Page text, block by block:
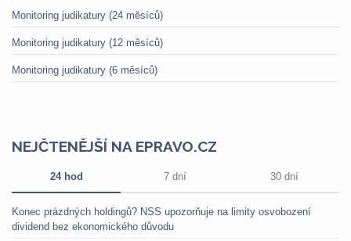
Monitoring judikatury (24 měsíců)
Monitoring judikatury (12 měsíců)
Monitoring judikatury (6 měsíců)
NEJČTENĚJŠÍ NA EPRAVO.CZ
24 hod 7 dní 30 dní
Konec prázdných holdingů? NSS upozorňuje na limity osvobození
dividend bez ekonomického důvodu